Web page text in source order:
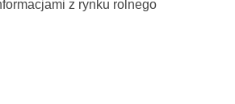
z rynku rolnego